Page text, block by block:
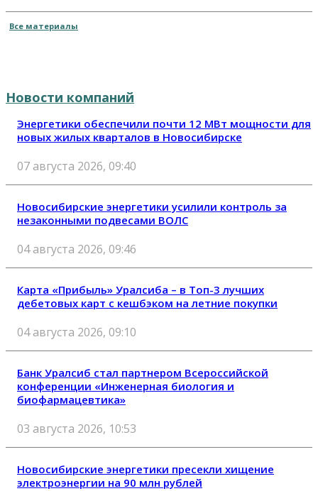
Все материалы
Новости компаний
Энергетики обеспечили почти 12 МВт мощности для
новых жилых кварталов в Новосибирске
07 августа 2026, 09:40
Новосибирские энергетики усилили контроль за
незаконными подвесами ВОЛС
04 августа 2026, 09:46
Карта «Прибыль» Уралсиба – в Топ-3 лучших
дебетовых карт с кешбэком на летние покупки
04 августа 2026, 09:10
Банк Уралсиб стал партнером Всероссийской
конференции «Инженерная биология и
биофармацевтика»
03 августа 2026, 10:53
Новосибирские энергетики пресекли хищение
электроэнергии на 90 млн рублей